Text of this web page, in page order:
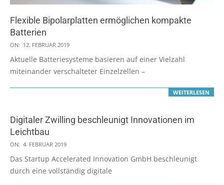
Flexible Bipolarplatten ermöglichen kompakte
Batterien
2019-
02-
12
ON: 12. FEBRUAR 2019
Aktuelle Batteriesysteme basieren auf einer Vielzahl
miteinander verschalteter Einzelzellen –
WEITERLESEN
Digitaler Zwilling beschleunigt Innovationen im
Leichtbau
2019-
02-
04
ON: 4. FEBRUAR 2019
Das Startup Accelerated Innovation GmbH beschleunigt
durch eine vollständig digitale